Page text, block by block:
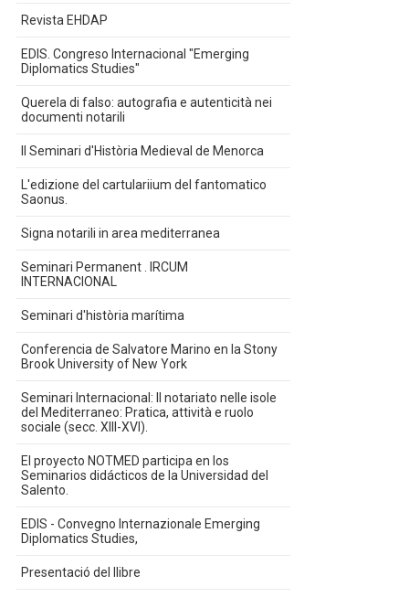
Revista EHDAP
EDIS. Congreso Internacional "Emerging
Diplomatics Studies"
Querela di falso: autografia e autenticità nei
documenti notarili
II Seminari d'Història Medieval de Menorca
L'edizione del cartulariium del fantomatico
Saonus.
Signa notarili in area mediterranea
Seminari Permanent . IRCUM
INTERNACIONAL
Seminari d'història marítima
Conferencia de Salvatore Marino en la Stony
Brook University of New York
Seminari Internacional: Il notariato nelle isole
del Mediterraneo: Pratica, attività e ruolo
sociale (secc. XIII-XVI).
El proyecto NOTMED participa en los
Seminarios didácticos de la Universidad del
Salento.
EDIS - Convegno Internazionale Emerging
Diplomatics Studies,
Presentació del llibre